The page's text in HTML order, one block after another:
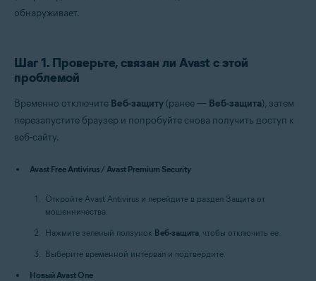
обнаруживает.
Шаг 1. Проверьте, связан ли Avast с этой
проблемой
Временно отключите Веб-защиту (ранее — Веб-защита), затем
перезапустите браузер и попробуйте снова получить доступ к
веб-сайту.
Avast Free Antivirus / Avast Premium Security
Откройте Avast Antivirus и перейдите в раздел Защита от
мошенничества.
Нажмите зеленый ползунок Веб-защита, чтобы отключить ее.
Выберите временной интервал и подтвердите.
Новый Avast One